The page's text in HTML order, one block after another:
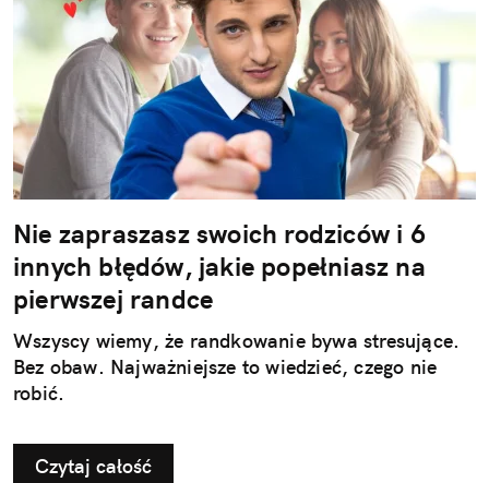
Nie zapraszasz swoich rodziców i 6
innych błędów, jakie popełniasz na
pierwszej randce
Wszyscy wiemy, że randkowanie bywa stresujące.
Bez obaw. Najważniejsze to wiedzieć, czego nie
robić.
Czytaj całość